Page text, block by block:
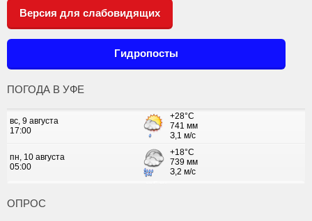
Версия для слабовидящих
Гидропосты
ПОГОДА В УФЕ
ОПРОС